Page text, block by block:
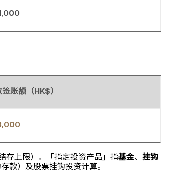
账额（HK$）
存上限）。「指定投资产品」指基金、 挂钩
款）及股票挂钩投资计算。